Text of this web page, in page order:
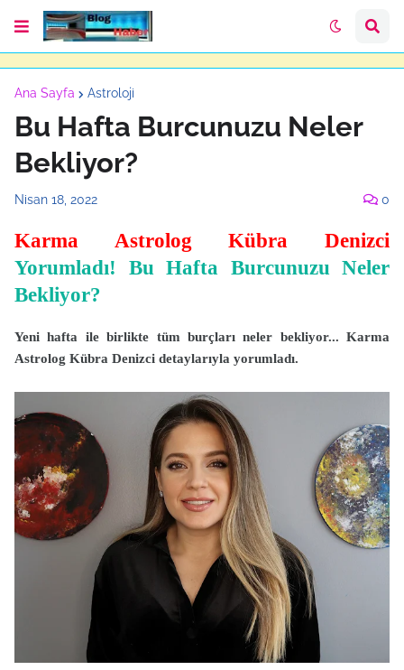
Ana Sayfa Astroloji
Bu Hafta Burcunuzu Neler
Bekliyor?
Nisan 18, 2022 0
Karma Astrolog Kübra Denizci
Yorumladı! Bu Hafta Burcunuzu Neler
Bekliyor?
Yeni hafta ile birlikte tüm burçları neler bekliyor... Karma
Astrolog Kübra Denizci detaylarıyla yorumladı.